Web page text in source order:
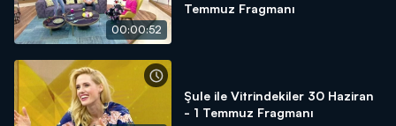
00:00:52
Temmuz Fragmanı
Şule ile Vitrindekiler 30 Haziran
- 1 Temmuz Fragmanı